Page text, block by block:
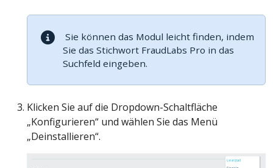
Sie können das Modul leicht finden, indem
Sie das Stichwort FraudLabs Pro in das
Suchfeld eingeben.
Klicken Sie auf die Dropdown-Schaltfläche
„Konfigurieren“ und wählen Sie das Menü
„Deinstallieren“.